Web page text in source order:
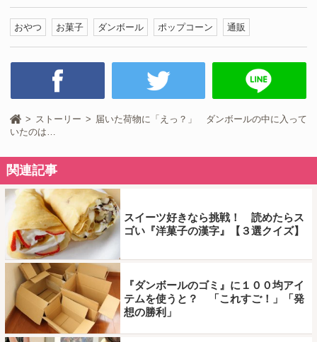
おやつ お菓子 ダンボール ポップコーン 通販
ストーリー
届いた荷物に「えっ？」 ダンボールの中に入って
いたのは…
関連記事
スイーツ好きなら挑戦！ 読めたらス
ゴい『洋菓子の漢字』【３選クイズ】
『ダンボールのゴミ』に１００均アイ
テムを使うと？ 「これすご！」「発
想の勝利」